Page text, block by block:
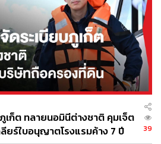
ในการใช้บริการศูนย์การค้า ส่วนอีก
ของร้านค้าพรีเมียมและบริการ
นทั้งลูกค้าคนไทยและต่างชาติที่พัก
ศ์อมาตย์ยังถือเป็น Prime Area
กจำนวนนักท่องเที่ยวราว 19-22
าทางเศรษฐกิจจากการท่องเที่ยว
ปีเก็ต ทลายนอมินีต่างชาติ คุมเจ็ต
ยร์ใบอนุญาตโรงแรมค้าง 7 ปี
39